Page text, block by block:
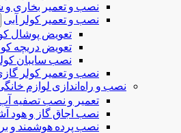
نصب و تعمیر بخاری و
نصب و تعمیر کولر آبی
تعویض پوشال
تعویض دریچه
نصب سایبان
نصب و تعمیر کولر
نصب و راه‌اندازی لوازم
تعمیر و نصب تصفیه
نصب اجاق گاز و هود
نصب پرده هوشمند و